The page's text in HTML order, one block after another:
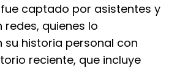
captado por asistentes y
quienes lo
su historia personal con
reciente, que incluye